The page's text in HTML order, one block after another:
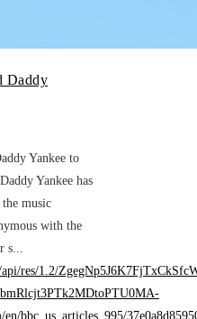
Daddy
Yankee to
Yankee has
music
with the